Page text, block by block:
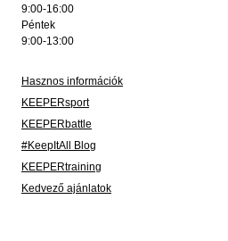
9:00-16:00
Péntek
9:00-13:00
Hasznos információk
KEEPERsport
KEEPERbattle
#KeepItAll Blog
KEEPERtraining
Kedvező ajánlatok